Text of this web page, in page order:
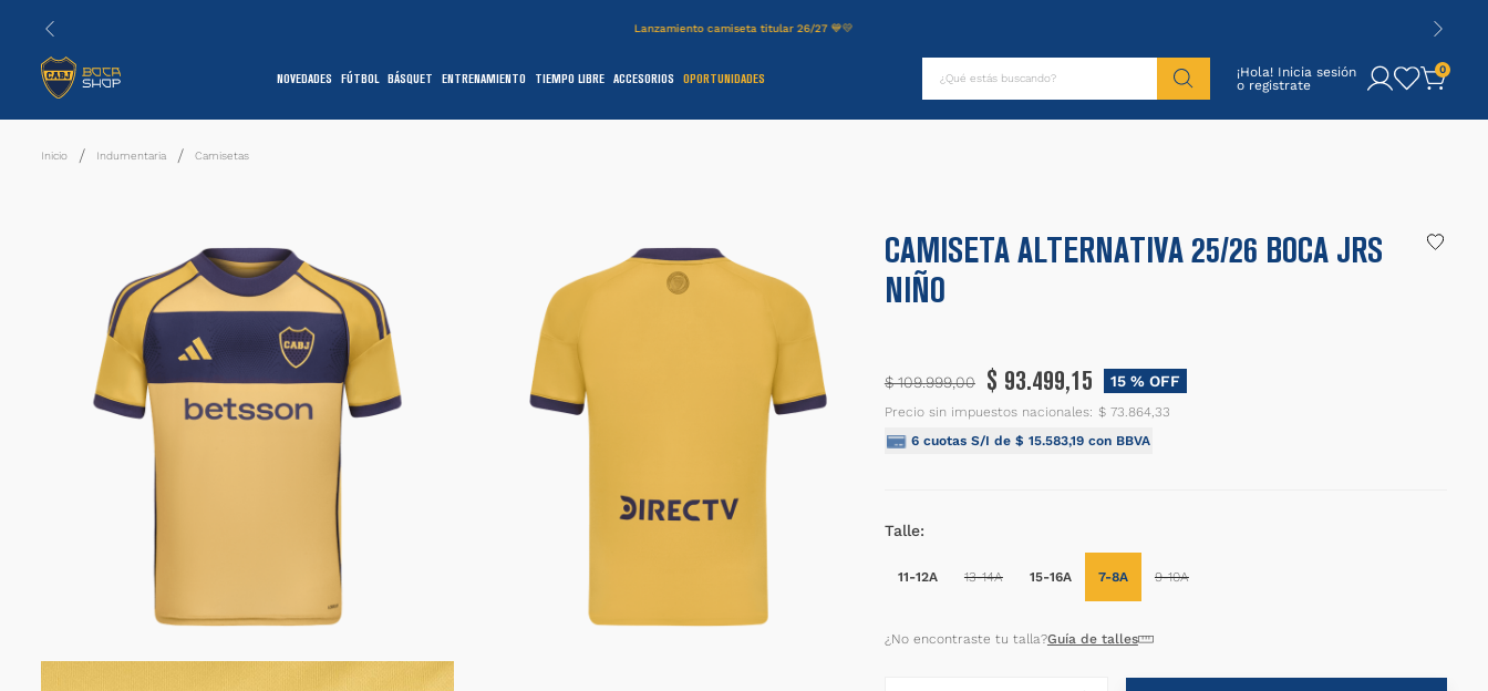
Lanzamiento camiseta titular 26/27 💙💛
NOVEDADES FÚTBOL BÁSQUET ENTRENAMIENTO TIEMPO LIBRE ACCESORIOS OPORTUNIDADES ¡Hola! Inicia sesión 0
Indumentaria Camisetas
CAMISETA ALTERNATIVA 25/26 BOCA JRS
NIÑO
$ 109.999,00 $ 93.499,15 15 %OFF
Precio sin impuestos nacionales: $ 73.864,33
6cuotas S/I de $ 15.583,19con BBVA
Talle
11-12A 13-14A 15-16A 7-8A 9-10A
¿No encontraste tu talla?Guía de talles
camiseta
básquet
pantalon
short